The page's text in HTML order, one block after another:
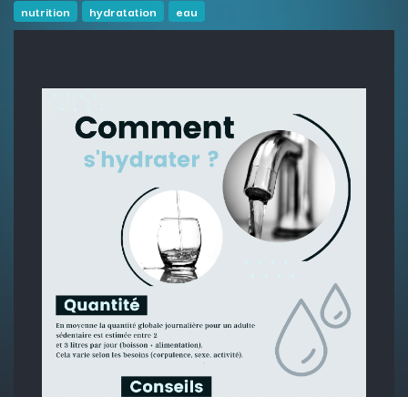
nutrition hydratation eau